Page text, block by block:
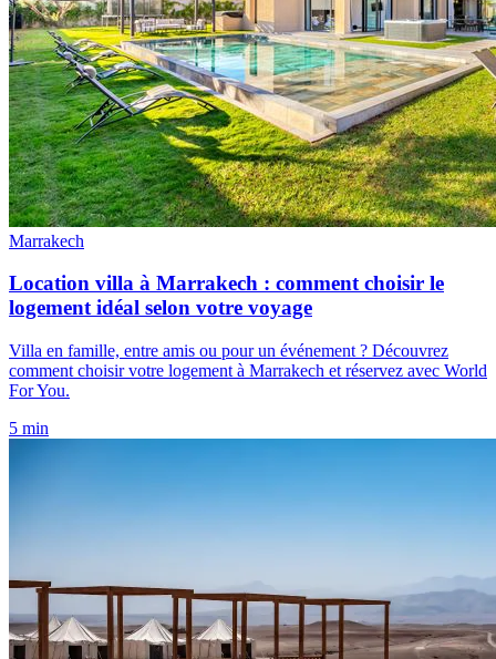
Marrakech
Location villa à Marrakech : comment choisir le
logement idéal selon votre voyage
Villa en famille, entre amis ou pour un événement ? Découvrez
comment choisir votre logement à Marrakech et réservez avec World
For You.
5 min